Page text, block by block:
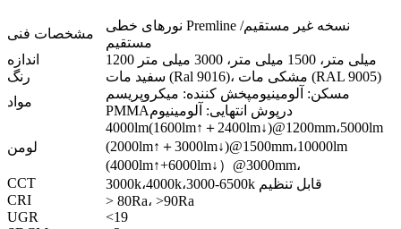
مشخصات فنی
نورهای خطی Premline نسخه غیر مستقیم/
مستقیم
اندازه
1200 میلی متر، 1500 میلی متر، 3000 میلی متر
رنگ
سفید مات (Ral 9016)، مشکی مات (RAL 9005)
مواد
مسکن: آلومینیومپخش کننده: میکروپریسم
PMMAدرپوش انتهایی: آلومینیوم
لومن
4000lm(1600lm↑＋2400lm↓)@1200mm،5000lm
(2000lm↑＋3000lm↓)@1500mm،10000lm
(4000lm↑+6000lm↓）@3000mm،
CCT
3000k،4000k،3000-6500k قابل تنظیم
CRI
> 80Ra، >90Ra
UGR
<19